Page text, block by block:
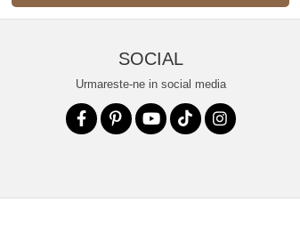
SOCIAL
Urmareste-ne in social media